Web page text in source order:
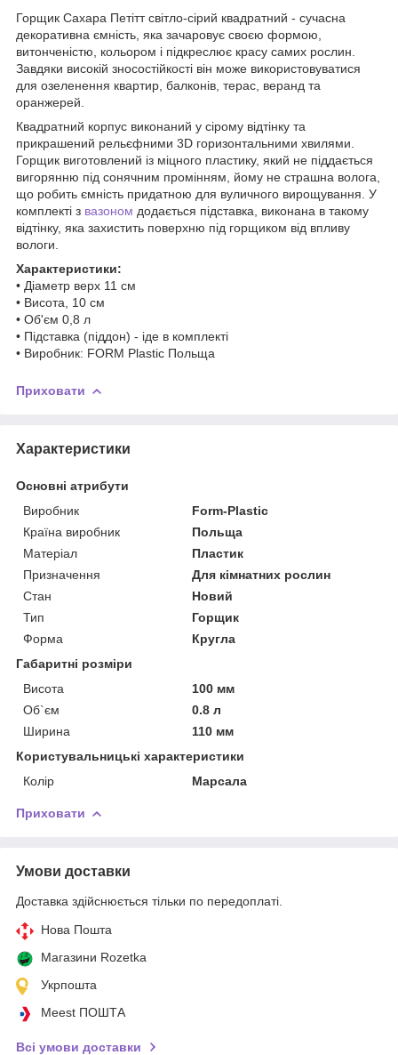
Горщик Сахара Петітт світло-сірий квадратний - сучасна
декоративна ємність, яка зачаровує своєю формою,
витонченістю, кольором і підкреслює красу самих рослин.
Завдяки високій зносостійкості він може використовуватися
для озеленення квартир, балконів, терас, веранд та
оранжерей.
Квадратний корпус виконаний у сірому відтінку та
прикрашений рельєфними 3D горизонтальними хвилями.
Горщик виготовлений із міцного пластику, який не піддається
вигорянню під сонячним промінням, йому не страшна волога,
що робить ємність придатною для вуличного вирощування. У
комплекті з вазоном додається підставка, виконана в такому
відтінку, яка захистить поверхню під горщиком від впливу
вологи.
Характеристики:
• Діаметр верх 11 см
• Висота, 10 см
• Об'єм 0,8 л
• Підставка (піддон) - іде в комплекті
• Виробник: FORM Plastic Польща
Приховати
Характеристики
Основні атрибути
Виробник
Form-Plastic
Країна виробник
Польща
Матеріал
Пластик
Призначення
Для кімнатних рослин
Стан
Новий
Тип
Горщик
Форма
Кругла
Габаритні розміри
Висота
100 мм
Об`єм
0.8 л
Ширина
110 мм
Користувальницькі характеристики
Колір
Марсала
Приховати
Умови доставки
Доставка здійснюється тільки по передоплаті.
Нова Пошта
Магазини Rozetka
Укрпошта
Meest ПОШТА
Всі умови доставки